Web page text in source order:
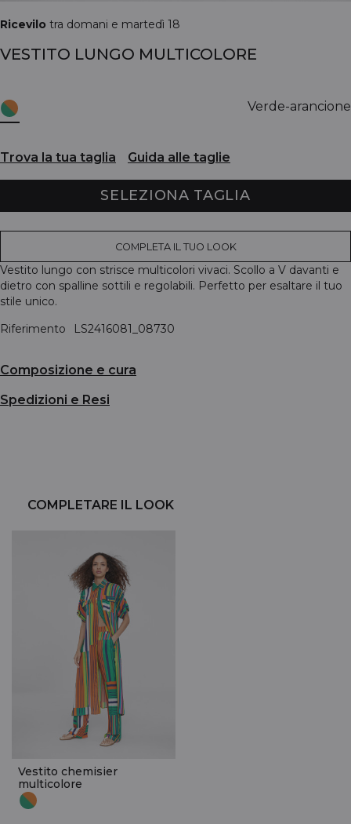
Ricevilo tra domani e martedì 18
VESTITO LUNGO MULTICOLORE
Verde-arancione
Trova la tua taglia Guida alle taglie
SELEZIONA TAGLIA
COMPLETA IL TUO LOOK
Vestito lungo con strisce multicolori vivaci. Scollo a V davanti e
dietro con spalline sottili e regolabili. Perfetto per esaltare il tuo
stile unico.
Riferimento
LS2416081_08730
Composizione e cura
Spedizioni e Resi
COMPLETARE IL LOOK
Vestito chemisier
multicolore